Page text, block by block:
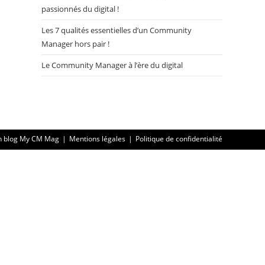
passionnés du digital !
Les 7 qualités essentielles d’un Community
Manager hors pair !
Le Community Manager à l’ère du digital
blog My CM Mag Mentions légales Politique de confidentialité